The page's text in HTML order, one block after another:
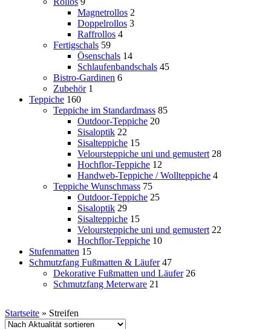
Magnetrollos 2
Doppelrollos 3
Raffrollos 4
Fertigschals 59
Ösenschals 14
Schlaufenbandschals 45
Bistro-Gardinen 6
Zubehör 1
Teppiche 160
Teppiche im Standardmass 85
Outdoor-Teppiche 20
Sisaloptik 22
Sisalteppiche 15
Veloursteppiche uni und gemustert 28
Hochflor-Teppiche 12
Handweb-Teppiche / Wollteppiche 4
Teppiche Wunschmass 75
Outdoor-Teppiche 25
Sisaloptik 29
Sisalteppiche 15
Veloursteppiche uni und gemustert 22
Hochflor-Teppiche 10
Stufenmatten 15
Schmutzfang Fußmatten & Läufer 47
Dekorative Fußmatten und Läufer 26
Schmutzfang Meterware 21
Startseite » Streifen